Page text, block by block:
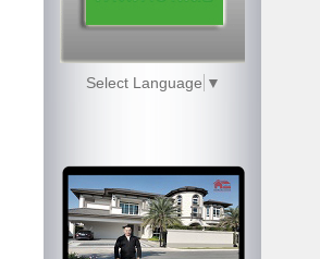
Select Language ▼